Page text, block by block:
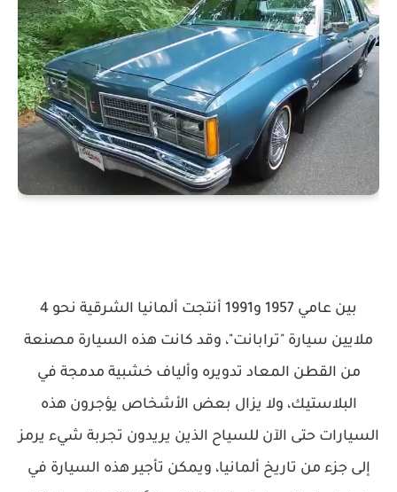
بين عامي 1957 و1991 أنتجت ألمانيا الشرقية نحو 4
ملايين سيارة "ترابانت"، وقد كانت هذه السيارة مصنعة
من القطن المعاد تدويره وألياف خشبية مدمجة في
البلاستيك، ولا يزال بعض الأشخاص يؤجرون هذه
السيارات حتى الآن للسياح الذين يريدون تجربة شيء يرمز
إلى جزء من تاريخ ألمانيا، ويمكن تأجير هذه السيارة في